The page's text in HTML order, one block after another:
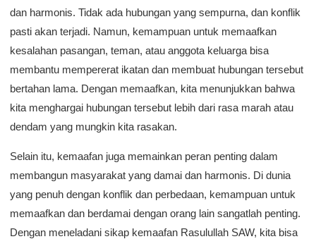
dan harmonis. Tidak ada hubungan yang sempurna, dan konflik
pasti akan terjadi. Namun, kemampuan untuk memaafkan
kesalahan pasangan, teman, atau anggota keluarga bisa
membantu mempererat ikatan dan membuat hubungan tersebut
bertahan lama. Dengan memaafkan, kita menunjukkan bahwa
kita menghargai hubungan tersebut lebih dari rasa marah atau
dendam yang mungkin kita rasakan.
Selain itu, kemaafan juga memainkan peran penting dalam
membangun masyarakat yang damai dan harmonis. Di dunia
yang penuh dengan konflik dan perbedaan, kemampuan untuk
memaafkan dan berdamai dengan orang lain sangatlah penting.
Dengan meneladani sikap kemaafan Rasulullah SAW, kita bisa